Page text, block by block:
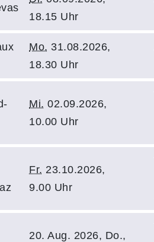
18.15 Uhr
Mo. 31.08.2026,
18.30 Uhr
Mi. 02.09.2026,
10.00 Uhr
Fr. 23.10.2026,
9.00 Uhr
20. Aug. 2026, Do.,